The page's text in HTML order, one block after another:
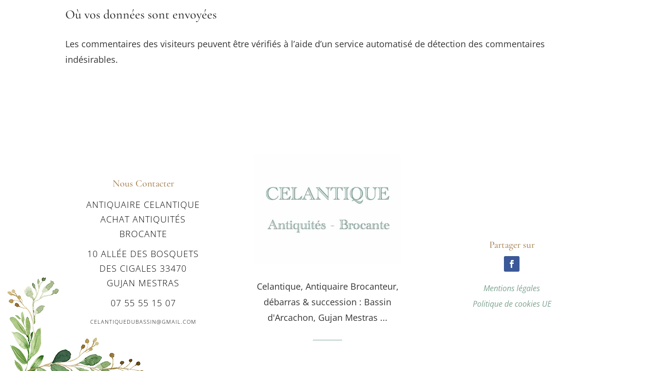
Où vos données sont envoyées
Les commentaires des visiteurs peuvent être vérifiés à l’aide d’un service automatisé de détection des commentaires
indésirables.
Nous Contacter
ANTIQUAIRE CELANTIQUE
ACHAT ANTIQUITÉS
BROCANTE
10 ALLÉE DES BOSQUETS
DES CIGALES 33470
GUJAN MESTRAS
07 55 55 15 07
CELANTIQUEDUBASSIN@GMAIL.COM
Celantique, Antiquaire Brocanteur,
débarras & succession : Bassin
d'Arcachon, Gujan Mestras ...
Partager sur
Mentions légales
Politique de cookies UE